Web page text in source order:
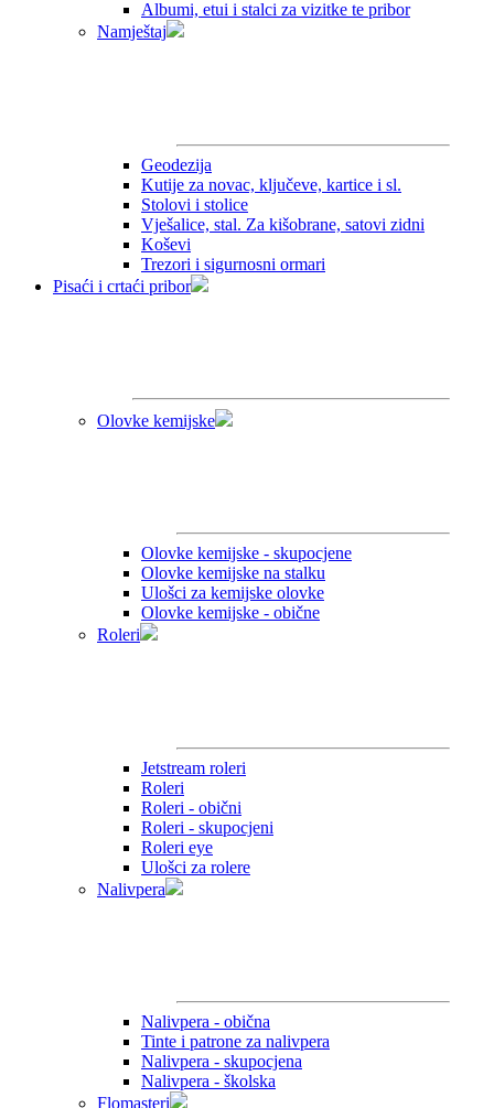
Albumi, etui i stalci za vizitke te pribor
Namještaj
Geodezija
Kutije za novac, ključeve, kartice i sl.
Stolovi i stolice
Vješalice, stal. Za kišobrane, satovi zidni
Koševi
Trezori i sigurnosni ormari
Pisaći i crtaći pribor
Olovke kemijske
Olovke kemijske - skupocjene
Olovke kemijske na stalku
Ulošci za kemijske olovke
Olovke kemijske - obične
Roleri
Jetstream roleri
Roleri
Roleri - obični
Roleri - skupocjeni
Roleri eye
Ulošci za rolere
Nalivpera
Nalivpera - obična
Tinte i patrone za nalivpera
Nalivpera - skupocjena
Nalivpera - školska
Flomasteri